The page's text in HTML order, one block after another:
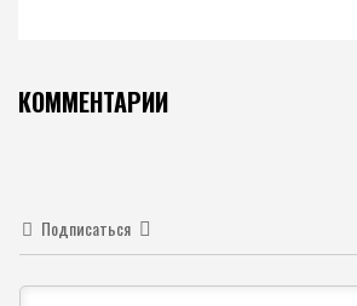
КОММЕНТАРИИ
Подписаться